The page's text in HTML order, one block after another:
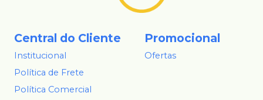
Central do Cliente
Institucional
Política de Frete
Política Comercial
Promocional
Ofertas